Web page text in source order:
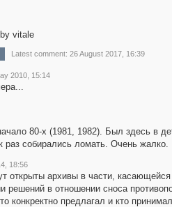
vitale
Latest comment: 26 August 2017, 16:39
2010, 15:14
80-х (1981, 1982). Был здесь в
раз собирались ломать. Очень жалко.
18:56
открыты архивы в части, касающейся
решений в отношении сноса
конкректно предлагал и кто